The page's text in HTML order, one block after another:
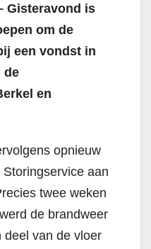
Gisteravond is
om de
een vondst in
de
en
opnieuw
aan
twee weken
de brandweer
deel van de vloer